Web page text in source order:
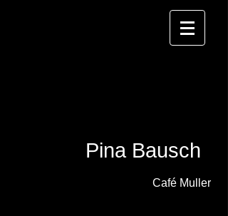
Pina Bausch
Café Muller